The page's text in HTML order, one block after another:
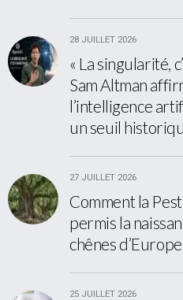
28 JUILLET 2026
« La singularité,
Sam Altman
l’intelligence
un seuil
27 JUILLET 2026
Comment la
permis la
chênes d’Europe
25 JUILLET 2026